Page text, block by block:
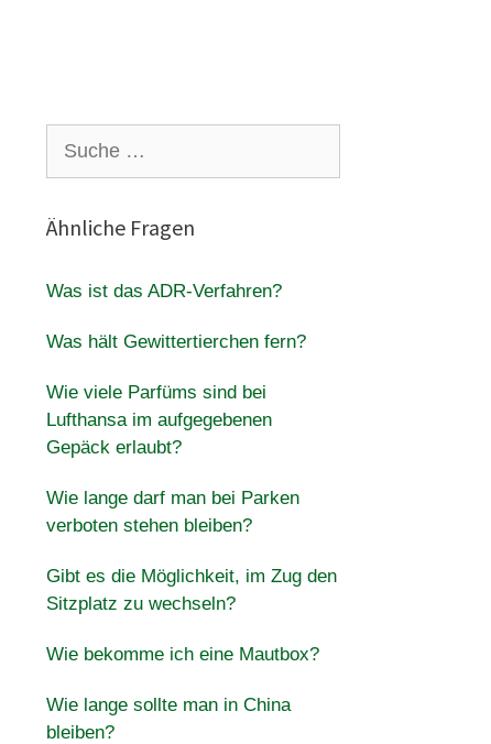
nach:
Ähnliche Fragen
Was ist das ADR-Verfahren?
Was hält Gewittertierchen fern?
Wie viele Parfüms sind bei
Lufthansa im aufgegebenen
Gepäck erlaubt?
Wie lange darf man bei Parken
verboten stehen bleiben?
Gibt es die Möglichkeit, im Zug den
Sitzplatz zu wechseln?
Wie bekomme ich eine Mautbox?
Wie lange sollte man in China
bleiben?